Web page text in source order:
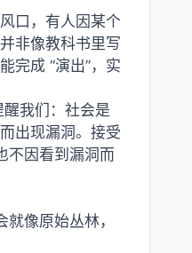
口，有人因某个
非像教科书里写
完成 “演出”，实
醒我们：社会是
出现漏洞。接受
不因看到漏洞而
像原始丛林，